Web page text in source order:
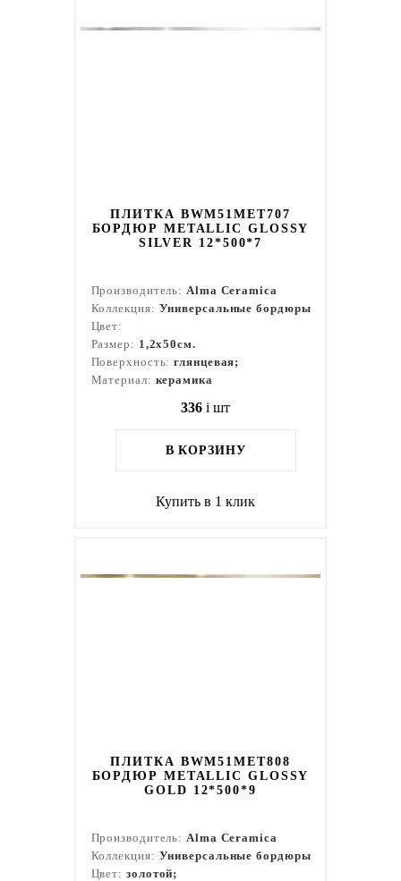
ПЛИТКА BWM51MET707
БОРДЮР METALLIC GLOSSY
SILVER 12*500*7
Производитель:Alma Ceramica
Коллекция: Универсальные бордюры
Цвет:
Размер: 1,2x50см.
Поверхность:глянцевая;
Материал: керамика
336 i шт
В КОРЗИНУ
Купить в 1 клик
ПЛИТКА BWM51MET808
БОРДЮР METALLIC GLOSSY
GOLD 12*500*9
Производитель:Alma Ceramica
Коллекция: Универсальные бордюры
Цвет: золотой;